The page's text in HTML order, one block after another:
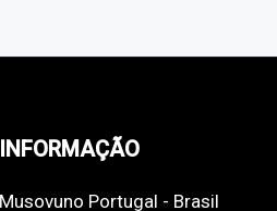
INFORMAÇÃO
Musovuno Portugal - Brasil